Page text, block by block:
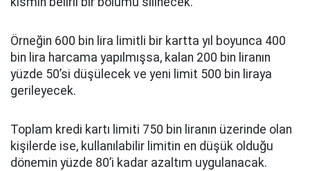
Örneğin 600 bin lira limitli bir kartta yıl boyunca 400
bin lira harcama yapılmışsa, kalan 200 bin liranın
yüzde 50’si düşülecek ve yeni limit 500 bin liraya
gerileyecek.
Toplam kredi kartı limiti 750 bin liranın üzerinde olan
kişilerde ise, kullanılabilir limitin en düşük olduğu
dönemin yüzde 80’i kadar azaltım uygulanacak.